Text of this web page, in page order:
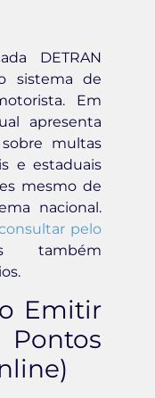
DETRAN
sistema de
Em
apresenta
multas
e estaduais
mesmo de
nacional.
pelo
também
Emitir